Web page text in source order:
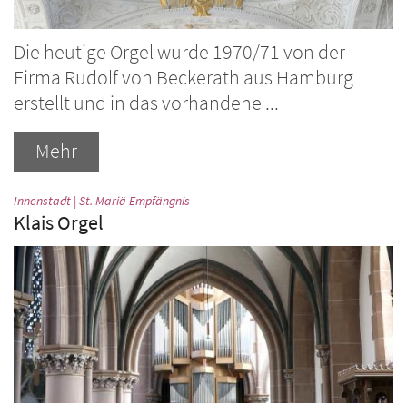
Die heutige Orgel wurde 1970/71 von der
Firma Rudolf von Beckerath aus Hamburg
erstellt und in das vorhandene ...
Mehr
Innenstadt | St. Mariä Empfängnis
Klais Orgel